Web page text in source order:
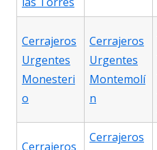
Cerrajeros
Urgentes
Monesteri
o
Cerrajeros
Urgentes
Montemolí
n
Cerrajeros
Cerrajeros